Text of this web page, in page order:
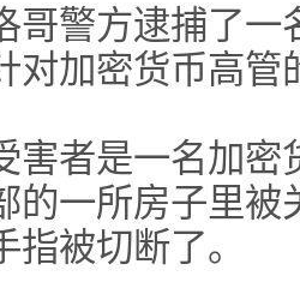
哥警方逮捕了一
对加密货币高管
害者是一名加
的一所房子里
指被切断了。